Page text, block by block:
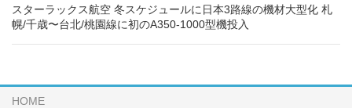
スターラックス航空 冬スケジュールに日本3路線の機材大型化 札
幌/千歳〜台北/桃園線に初のA350-1000型機投入
HOME